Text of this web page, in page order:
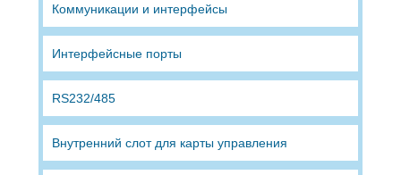
Коммуникации и интерфейсы
Интерфейсные порты
RS232/485
Внутренний слот для карты управления